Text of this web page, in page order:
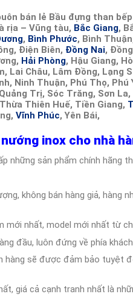
bán lẻ Bầu đựng than
rịa – Vũng tàu, Bắc Giang,
, Bình Phước, Bình
Điện Biên, Đồng Nai,
Hải Phòng, Hậu Giang,
Lai Châu, Lâm Đồng, Lạng
Ninh Thuận, Phú Thọ, Phú
Trị, Sóc Trăng, Sơn
Thiên Huế, Tiền Giang,
Vĩnh Phúc, Yên Bái,
inox cho nhà
những sản phẩm chính hãng
không bán hàng giả, hàng
mới nhất, model mới nhất từ
đầu, luôn đứng về phía
hàng sẽ được đảm bảo tuyệt
giá cả cạnh tranh nhất là